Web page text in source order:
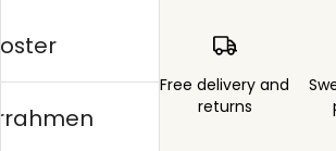
Order sent within Free delivery and
returns